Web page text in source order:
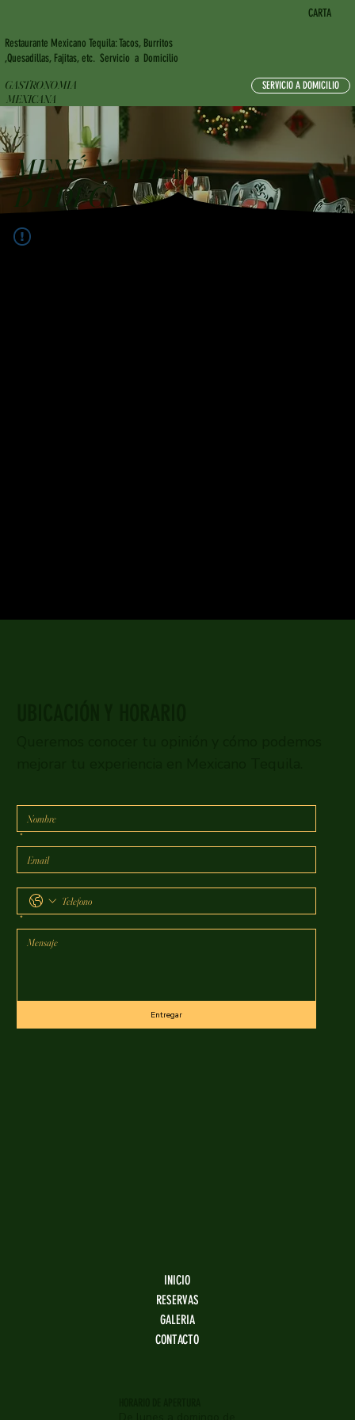
Restaurante Mexicano Tequila: Tacos, Burritos
,Quesadillas, Fajitas, etc. Servicio a Domicilio
CARTA
GASTRONOMIA
MEXICANA
SERVICIO A DOMICILIO
MENÚ NAVIDA
D TDI-GI
*
*
Entregar
INICIO
RESERVAS
GALERIA
CONTACTO